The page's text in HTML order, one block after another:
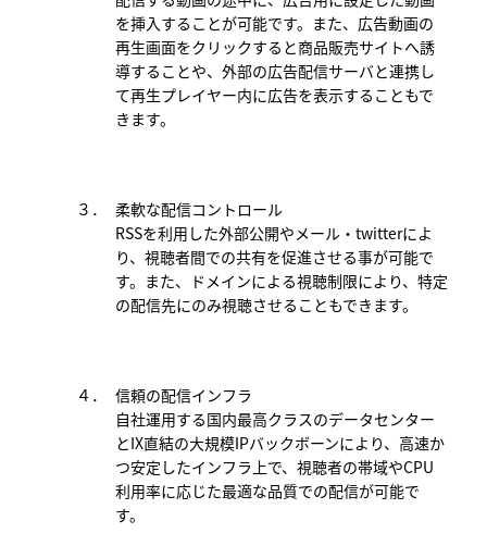
を挿入することが可能です。また、広告動画の
再生画面をクリックすると商品販売サイトへ誘
導することや、外部の広告配信サーバと連携し
て再生プレイヤー内に広告を表示することもで
きます。
３．
柔軟な配信コントロール
RSSを利用した外部公開やメール・twitterによ
り、視聴者間での共有を促進させる事が可能で
す。また、ドメインによる視聴制限により、特定
の配信先にのみ視聴させることもできます。
４．
信頼の配信インフラ
自社運用する国内最高クラスのデータセンター
とIX直結の大規模IPバックボーンにより、高速か
つ安定したインフラ上で、視聴者の帯域やCPU
利用率に応じた最適な品質での配信が可能で
す。